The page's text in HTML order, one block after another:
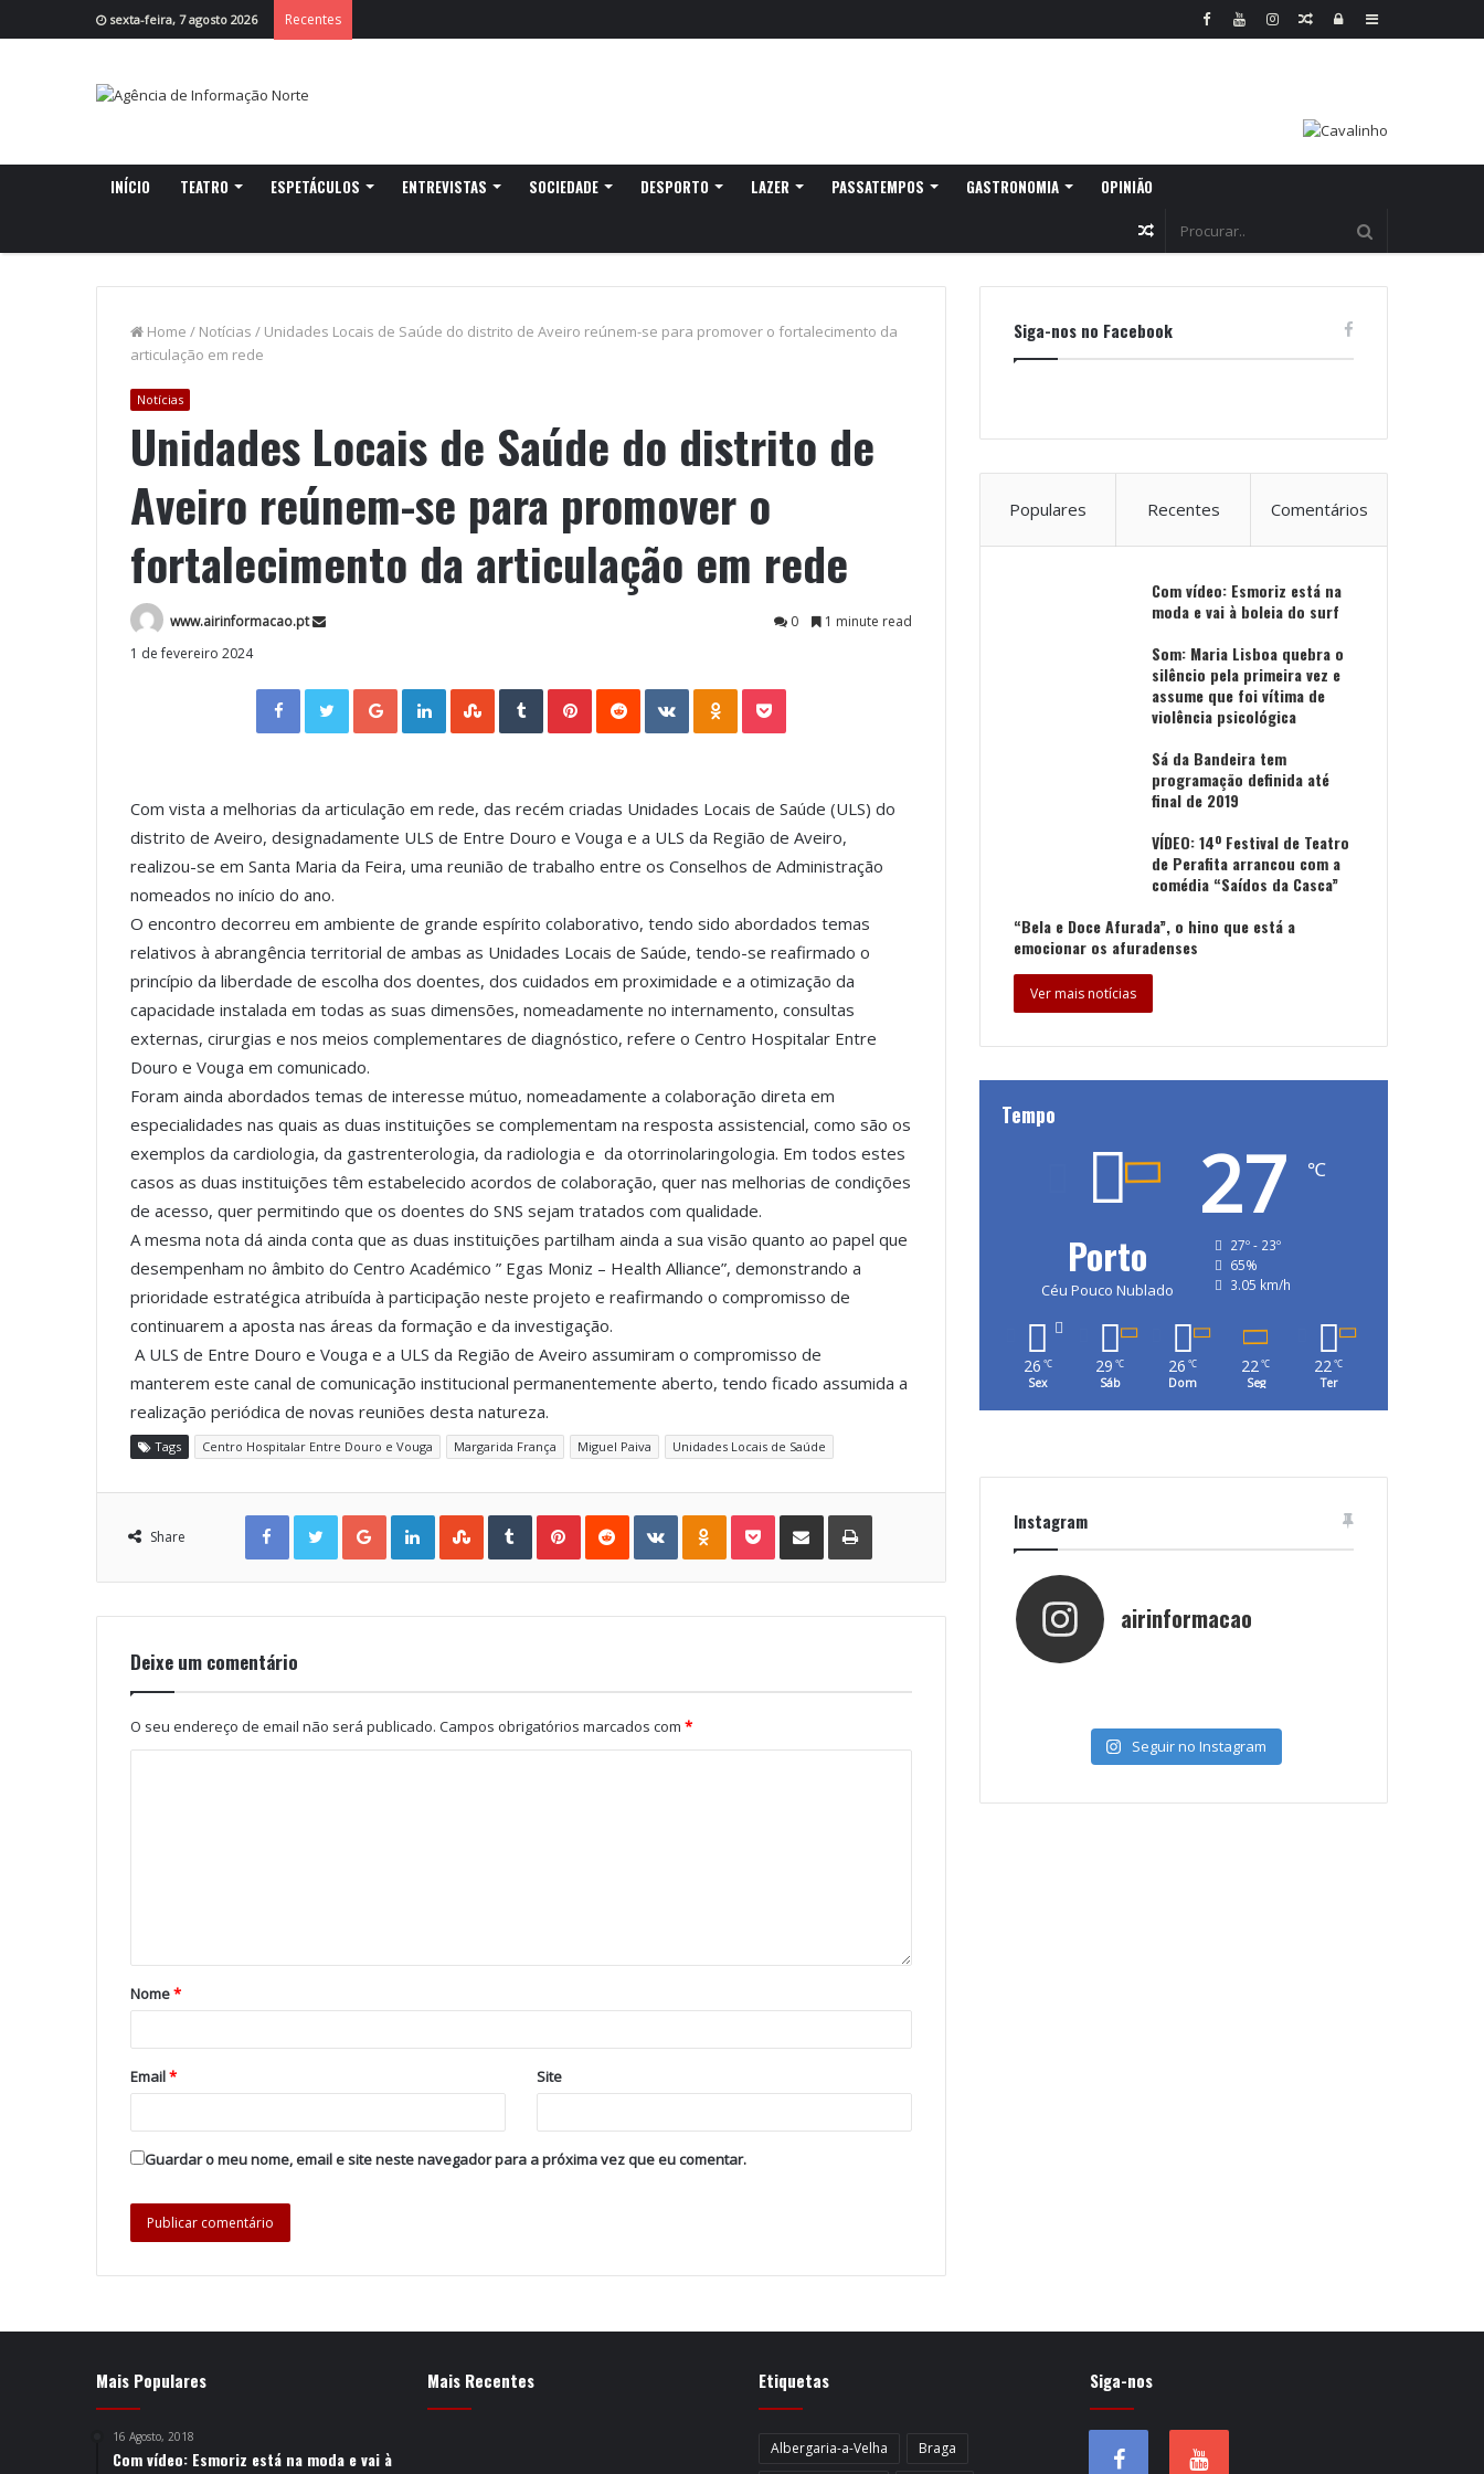
sexta-feira, 7 agosto 2026 Recentes Sidebar
Log
Random
INÍCIO TEATRO ESPETÁCULOS ENTREVISTAS SOCIEDADE DESPORTO LAZER PASSATEMPOS GASTRONOMIA OPINIÃO
Random
Home / Notícias / Unidades Locais de Saúde do distrito de Aveiro reúnem-se para promover o fortalecimento da
articulação em rede
Notícias
Unidades Locais de Saúde do distrito de
Aveiro reúnem-se para promover o
fortalecimento da articulação em rede
www.airinformacao.pt 0
1 minute read
1 de fevereiro 2024
Facebook Twitter Google+ LinkedIn StumbleUpon Tumblr VKontakte
Com vista a melhorias da articulação em rede, das recém criadas Unidades Locais de Saúde (ULS) do
distrito de Aveiro, designadamente ULS de Entre Douro e Vouga e a ULS da Região de Aveiro,
realizou-se em Santa Maria da Feira, uma reunião de trabalho entre os Conselhos de Administração
nomeados no início do ano.
O encontro decorreu em ambiente de grande espírito colaborativo, tendo sido abordados temas
relativos à abrangência territorial de ambas as Unidades Locais de Saúde, tendo-se reafirmado o
princípio da liberdade de escolha dos doentes, dos cuidados em proximidade e a otimização da
capacidade instalada em todas as suas dimensões, nomeadamente no internamento, consultas
externas, cirurgias e nos meios complementares de diagnóstico, refere o Centro Hospitalar Entre
Douro e Vouga em comunicado.
Foram ainda abordados temas de interesse mútuo, nomeadamente a colaboração direta em
especialidades nas quais as duas instituições se complementam na resposta assistencial, como são os
exemplos da cardiologia, da gastrenterologia, da radiologia e da otorrinolaringologia. Em todos estes
casos as duas instituições têm estabelecido acordos de colaboração, quer nas melhorias de condições
de acesso, quer permitindo que os doentes do SNS sejam tratados com qualidade.
A mesma nota dá ainda conta que as duas instituições partilham ainda a sua visão quanto ao papel que
desempenham no âmbito do Centro Académico ” Egas Moniz – Health Alliance”, demonstrando a
prioridade estratégica atribuída à participação neste projeto e reafirmando o compromisso de
continuarem a aposta nas áreas da formação e da investigação.
A ULS de Entre Douro e Vouga e a ULS da Região de Aveiro assumiram o compromisso de
manterem este canal de comunicação institucional permanentemente aberto, tendo ficado assumida a
realização periódica de novas reuniões desta natureza.
Tags Centro Hospitalar Entre Douro e Vouga Margarida França Miguel Paiva Unidades Locais de Saúde
Share
Facebook Twitter Google+ LinkedIn StumbleUpon Tumblr Pinterest Reddit VKontakte Odnoklassniki Pocket Share via Email Print
Deixe um comentário
O seu endereço de email não será publicado. Campos obrigatórios marcados com *
Nome*
Email* Site
Guardar o meu nome, email e site neste navegador para a próxima vez que eu comentar.
Siga-nos no Facebook
Populares Recentes Comentários
Com vídeo: Esmoriz está na
moda e vai à boleia do surf
Som: Maria Lisboa quebra o
silêncio pela primeira vez e
assume que foi vítima de
violência psicológica
Sá da Bandeira tem
programação definida até
final de 2019
VÍDEO: 14º Festival de Teatro
de Perafita arrancou com a
comédia “Saídos da Casca”
“Bela e Doce Afurada”, o hino que está a
emocionar os afuradenses
Ver mais notícias
Tempo
Porto
Céu Pouco Nublado
27 ℃
27º - 23º
65%
3.05 km/h
26 ℃
Sex
29 ℃
Sáb
26 ℃
Dom
22℃
Seg
22℃
Ter
Instagram
airinformacao
Seguir no Instagram
Mais Populares
16 Agosto, 2018
Com vídeo: Esmoriz está na moda e vai à
Mais Recentes Etiquetas
Albergaria-a-Velha Braga
Siga-nos